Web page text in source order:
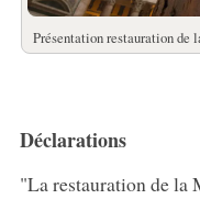
Présentation restauration de
Déclarations
"La restauration de la